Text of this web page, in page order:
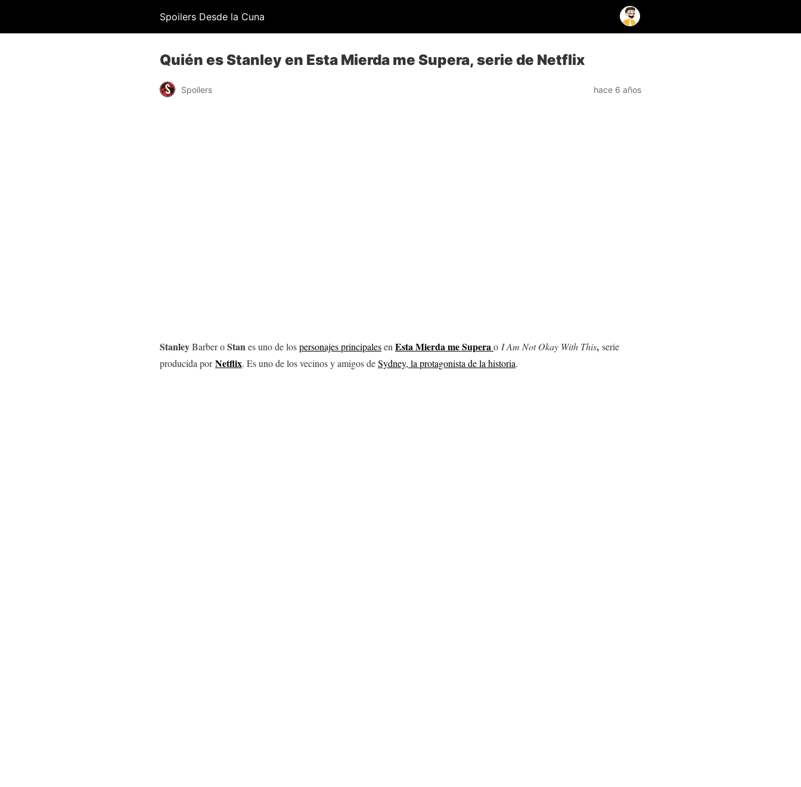
Spoilers Desde la Cuna
Quién es Stanley en Esta Mierda me Supera, serie de Netflix
Spoilers hace 6 años
StanleyBarberoStanes uno de lospersonajes principalesen Esta Mierda me Superao I Am Not Okay With This, serie
producida porNetflix. Es uno de los vecinos y amigos deSydney, la protagonista de la historia.